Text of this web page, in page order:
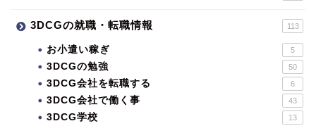
3DCGの就職・転職情報 113
お小遣い稼ぎ 5
3DCGの勉強 50
3DCG会社を転職する 6
3DCG会社で働く事 43
3DCG学校 13